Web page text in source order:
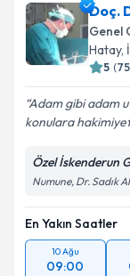
Doç.
Genel
Hatay,
5 (75
Adam gibi adam
konulara
Özel İskenderun
Numune, Dr. Sadık
En Yakın Saatler
10 Ağu
09:00